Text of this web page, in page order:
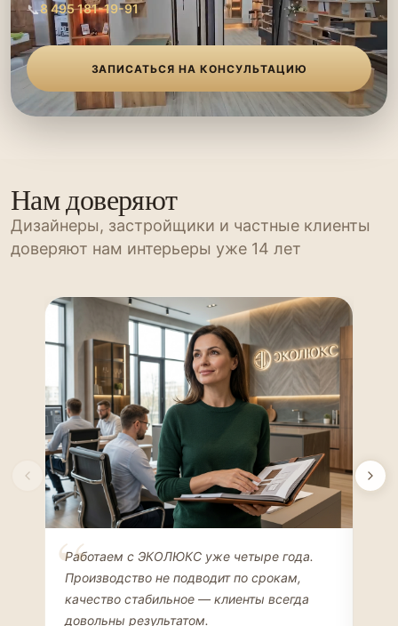
📞8 495 181-19-91
ЗАПИСАТЬСЯ НА КОНСУЛЬТАЦИЮ
Нам доверяют
Дизайнеры, застройщики и частные клиенты
доверяют нам интерьеры уже 14 лет
Елена Соколова
ДИЗАЙНЕР ИНТЕРЬЕРОВ
Работаем с ЭКОЛЮКС уже четыре года.
Производство не подводит по срокам,
качество стабильное — клиенты всегда
довольны результатом.